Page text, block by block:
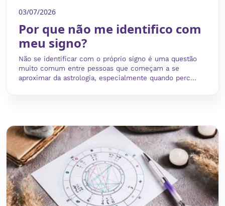
03/07/2026
Por que não me identifico com
meu signo?
Não se identificar com o próprio signo é uma questão
muito comum entre pessoas que começam a se
aproximar da astrologia, especialmente quando perc...